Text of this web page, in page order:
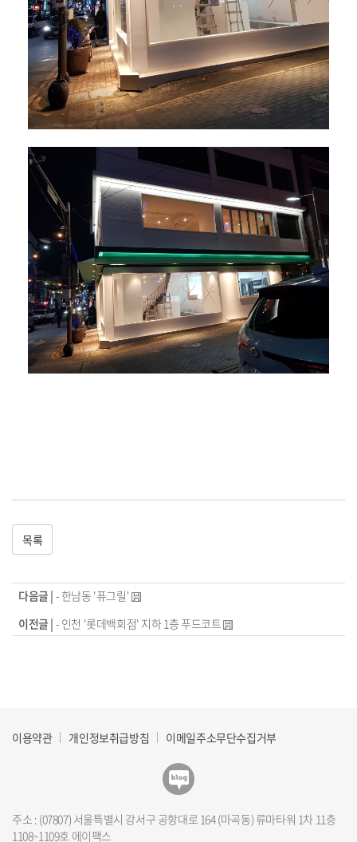
목록
다음글 | - 한남동 '퓨그릴'
이전글 | - 인천 '롯데백회점' 지하 1층 푸드코트
이용약관 개인정보취급방침 이메일주소무단수집거부
주소 : (07807) 서울특별시 강서구 공항대로 164 (마곡동) 류마타워 1차 11층
1108~1109호 에이팩스